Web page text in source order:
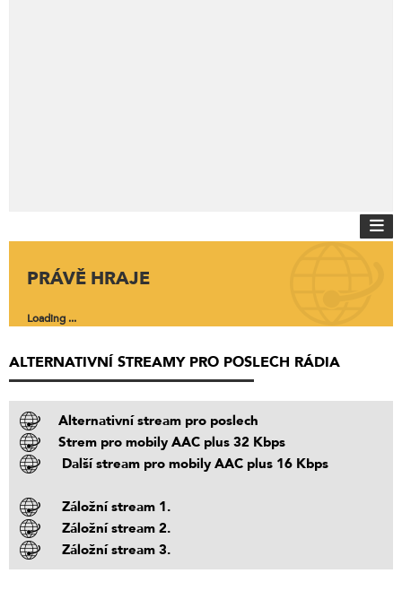
PRÁVĚ HRAJE
Loading ...
ALTERNATIVNÍ STREAMY PRO POSLECH RÁDIA
Alternativní stream pro poslech
Strem pro mobily AAC plus 32 Kbps
Další stream pro mobily AAC plus 16 Kbps
Záložní stream 1.
Záložní stream 2.
Záložní stream 3.